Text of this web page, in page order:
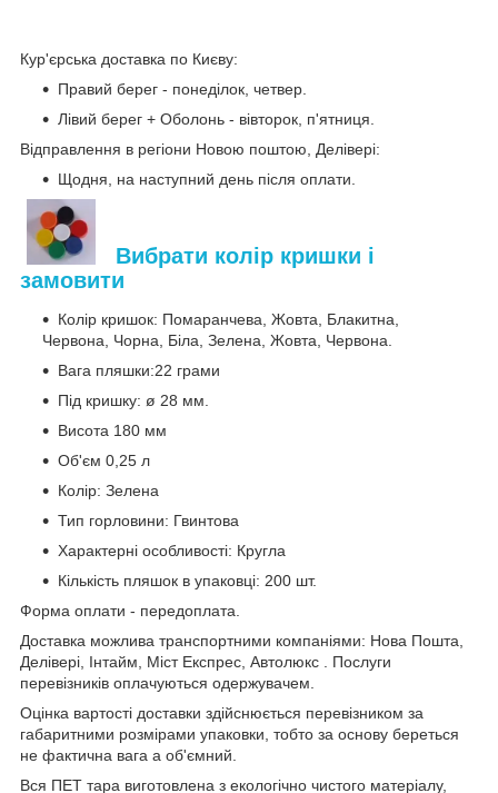
Кур'єрська доставка по Києву:
Правий берег - понеділок, четвер.
Лівий берег + Оболонь - вівторок, п'ятниця.
Відправлення в регіони Новою поштою, Делівері:
Щодня, на наступний день після оплати.
Вибрати колір кришки і
замовити
Колір кришок: Помаранчева, Жовта, Блакитна,
Червона, Чорна, Біла, Зелена, Жовта, Червона.
Вага пляшки:22 грами
Під кришку: ø 28 мм.
Висота 180 мм
Об'єм 0,25 л
Колір: Зелена
Тип горловини: Гвинтова
Характерні особливості: Кругла
Кількість пляшок в упаковці: 200 шт.
Форма оплати - передоплата.
Доставка можлива транспортними компаніями: Нова Пошта,
Делівері, Інтайм, Міст Експрес, Автолюкс . Послуги
перевізників оплачуються одержувачем.
Оцінка вартості доставки здійснюється перевізником за
габаритними розмірами упаковки, тобто за основу береться
не фактична вага а об'ємний.
Вся ПЕТ тара виготовлена з екологічно чистого матеріалу,